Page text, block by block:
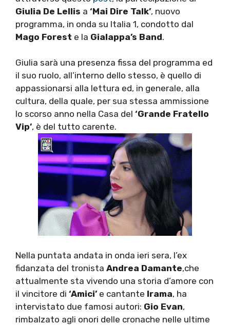
Giulia De Lellis a ‘Mai Dire Talk’, nuovo
programma, in onda su Italia 1, condotto dal
Mago Forest e la Gialappa’s Band.
Giulia sarà una presenza fissa del programma ed
il suo ruolo, all’interno dello stesso, è quello di
appassionarsi alla lettura ed, in generale, alla
cultura, della quale, per sua stessa ammissione
lo scorso anno nella Casa del ‘Grande Fratello
Vip’, è del tutto carente.
Nella puntata andata in onda ieri sera, l’ex
fidanzata del tronista Andrea Damante,che
attualmente sta vivendo una storia d’amore con
il vincitore di ‘Amici’ e cantante Irama, ha
intervistato due famosi autori: Gio Evan,
rimbalzato agli onori delle cronache nelle ultime